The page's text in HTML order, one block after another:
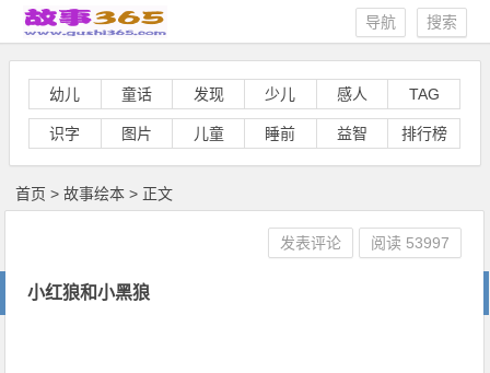
搜索
导航
幼儿 童话 发现 少儿 感人 TAG
识字 图片 儿童 睡前 益智 排行榜
首页 >故事绘本 > 正文
小红狼和小黑狼
发表评论 阅读 53997